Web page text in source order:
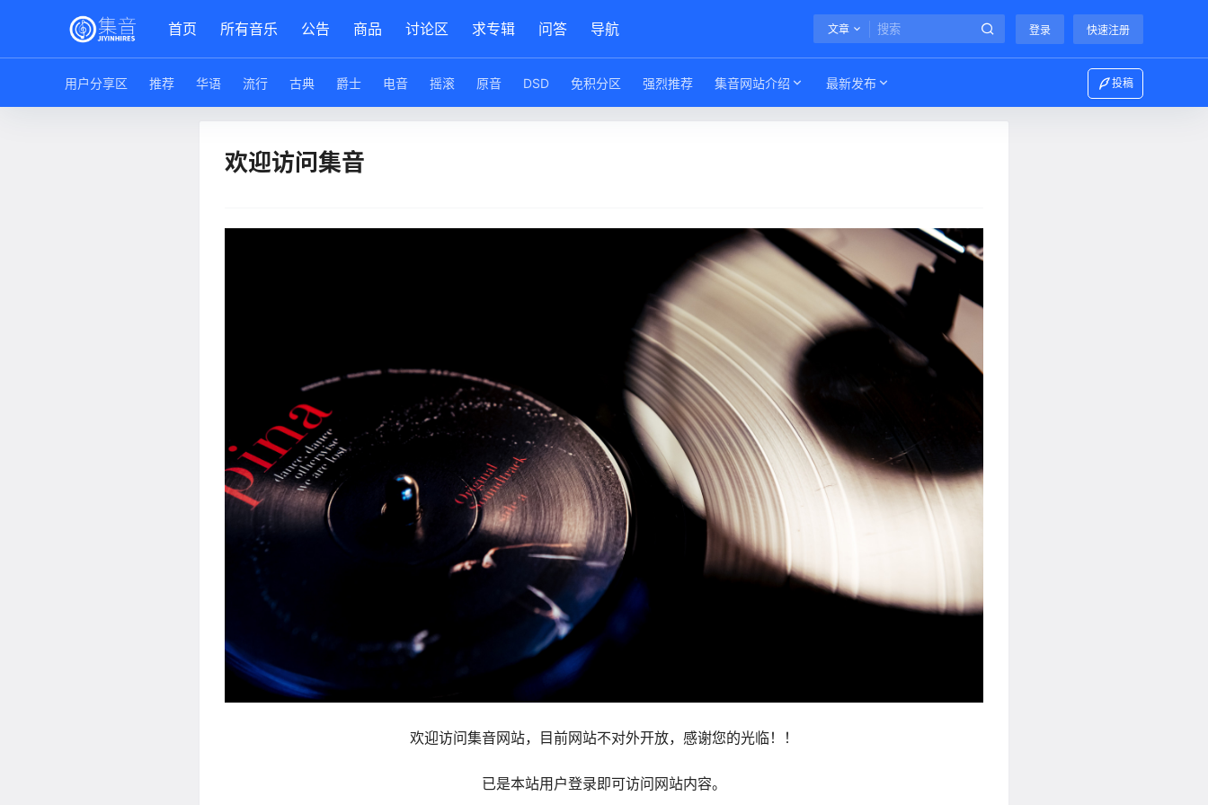
首页 所有音乐 公告 商品 讨论区 求专辑 问答 导航 文章 登录 快速注册
用户分享区 推荐 华语 流行 古典 爵士 电音 摇滚 原音 DSD 免积分区 强烈推荐 集音网站介绍 最新发布 投稿
欢迎访问集音
欢迎访问集音网站，目前网站不对外开放，感谢您的光临！！
已是本站用户登录即可访问网站内容。